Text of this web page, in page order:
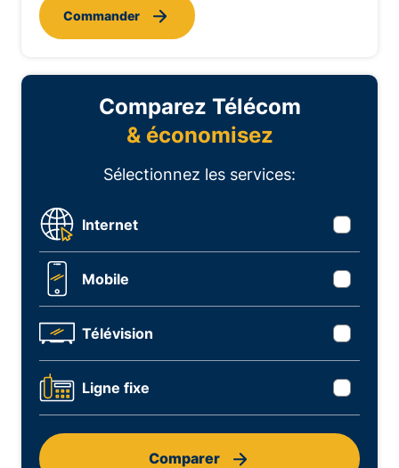
Commander
Comparez Télécom
& économisez
Sélectionnez les services:
Internet
Mobile
Télévision
Ligne fixe
Comparer